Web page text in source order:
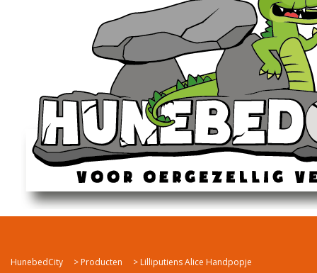
HunebedCity > Producten > Lilliputiens Alice Handpopje